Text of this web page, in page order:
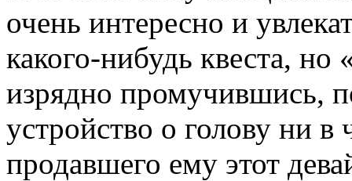
очень интересно и
какого-нибудь квеста,
изрядно промучившись,
устройство о голову ни
продавшего ему этот